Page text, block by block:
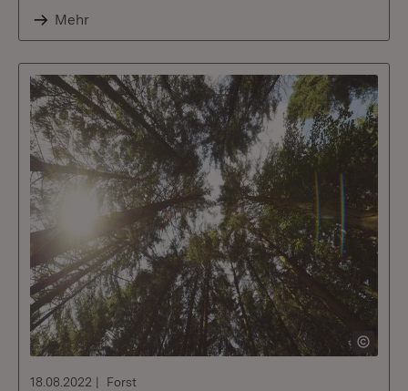
Mehr
18.08.2022 Forst